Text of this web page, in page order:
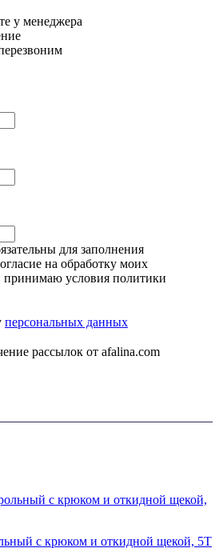
у менеджера
для заполнения
на обработку моих
условия политики
персональных данных
рассылок от afalina.com
с крюком и откидной щекой, 5Т